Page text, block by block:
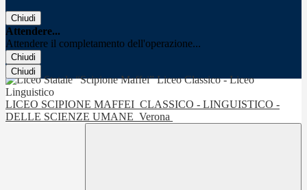
Chiudi
Attendere...
Attendere il completamento dell'operazione...
Chiudi
Chiudi
LICEO SCIPIONE MAFFEI CLASSICO - LINGUISTICO -
DELLE SCIENZE UMANE Verona